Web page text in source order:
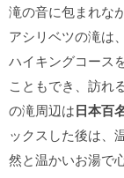
滝の音に包まれな
アシリベツの滝は
ハイキングコース
こともでき、訪れ
の滝周辺は日本百
ックスした後は、
然と温かいお湯で